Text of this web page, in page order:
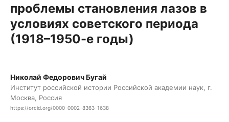
проблемы становления лазов в
условиях советского периода
(1918–1950-е годы)
Николай Федорович Бугай
Институт российской истории Российской академии наук, г.
Москва, Россия
https://orcid.org/0000-0002-8363-1638